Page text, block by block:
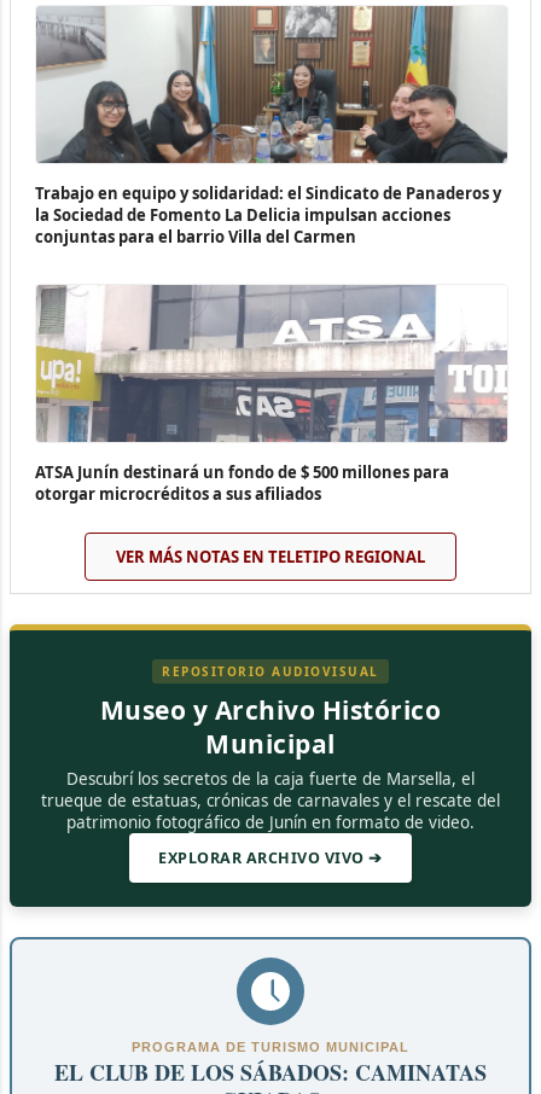
Trabajo en equipo y solidaridad: el Sindicato de Panaderos y
la Sociedad de Fomento La Delicia impulsan acciones
conjuntas para el barrio Villa del Carmen
ATSA Junín destinará un fondo de $ 500 millones para
otorgar microcréditos a sus afiliados
VER MÁS NOTAS EN TELETIPO REGIONAL
REPOSITORIO AUDIOVISUAL
Museo y Archivo Histórico
Municipal
Descubrí los secretos de la caja fuerte de Marsella, el
trueque de estatuas, crónicas de carnavales y el rescate del
patrimonio fotográfico de Junín en formato de video.
EXPLORAR ARCHIVO VIVO ➔
PROGRAMA DE TURISMO MUNICIPAL
EL CLUB DE LOS SÁBADOS: CAMINATAS